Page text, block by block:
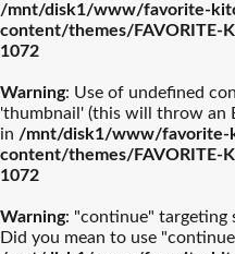
/mnt/disk1/www/favorite-
content/themes/FAVORITE-
1072
Warning: Use of undefined
'thumbnail' (this will throw an
in /mnt/disk1/www/favorite-
content/themes/FAVORITE-
1072
Warning: "continue" targeting
Did you mean to use
ワサラ
Anchor Hocking
VETRI DELLE VENEZIE
お中元おすすめギフト
母の日おすすめギフト
賀寿祝おすすめギフト
グラスバリエ
容器類
グラスバリエ人気
ランキング
容器類人気ランキ
ング